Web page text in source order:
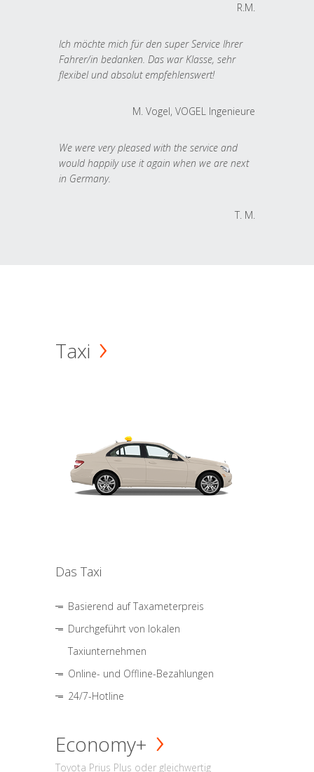
R.M.
Ich möchte mich für den super Service Ihrer
Fahrer/in bedanken. Das war Klasse, sehr
flexibel und absolut empfehlenswert!
M. Vogel, VOGEL Ingenieure
We were very pleased with the service and
would happily use it again when we are next
in Germany.
T. M.
Taxi
Das Taxi
Basierend auf Taxameterpreis
Durchgeführt von lokalen
Taxiunternehmen
Online- und Offline-Bezahlungen
24/7-Hotline
Economy+
Toyota Prius Plus oder gleichwertig